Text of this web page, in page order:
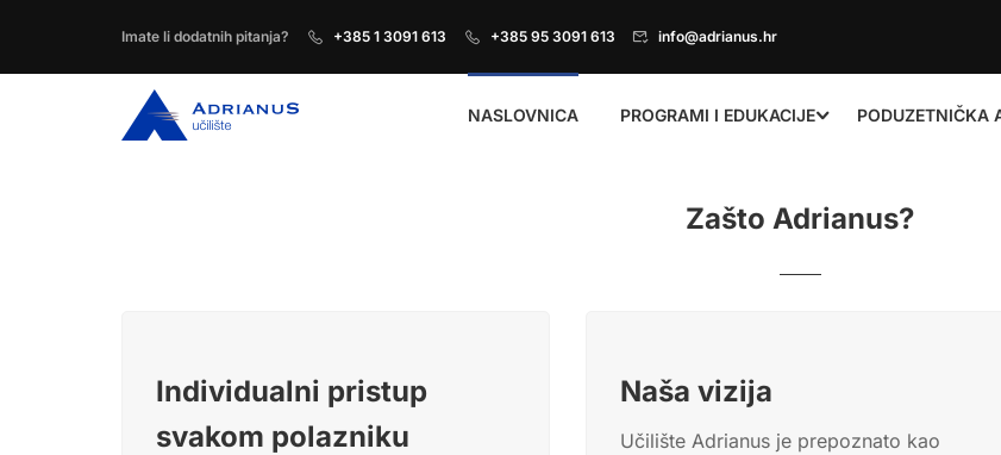
Imate li dodatnih pitanja? +385 1 3091 613 +385 95 3091 613 info@adrianus.hr
NASLOVNICA PROGRAMI I EDUKACIJE PODUZETNIČKA
Zašto Adrianus?
Individualni pristup
svakom polazniku
Naša vizija
Učilište Adrianus je prepoznato kao